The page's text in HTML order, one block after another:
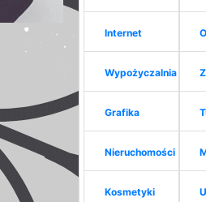
Internet
Wypożyczalnia
Grafika
Nieruchomości
Kosmetyki